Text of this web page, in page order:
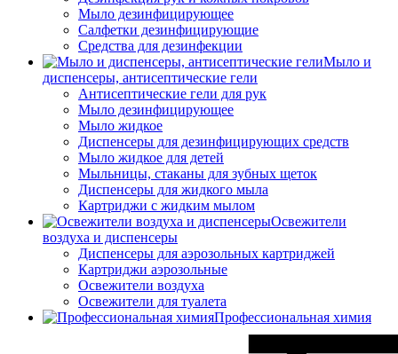
Мыло дезинфицирующее
Салфетки дезинфицирующие
Средства для дезинфекции
Мыло и
диспенсеры, антисептические гели
Антисептические гели для рук
Мыло дезинфицирующее
Мыло жидкое
Диспенсеры для дезинфицирующих средств
Мыло жидкое для детей
Мыльницы, стаканы для зубных щеток
Диспенсеры для жидкого мыла
Картриджи с жидким мылом
Освежители
воздуха и диспенсеры
Диспенсеры для аэрозольных картриджей
Картриджи аэрозольные
Освежители воздуха
Освежители для туалета
Профессиональная химия